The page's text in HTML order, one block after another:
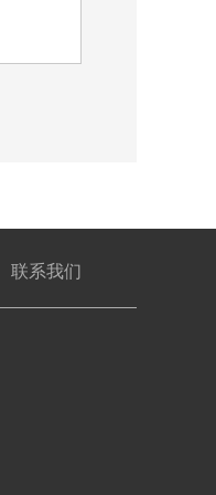
联系我们